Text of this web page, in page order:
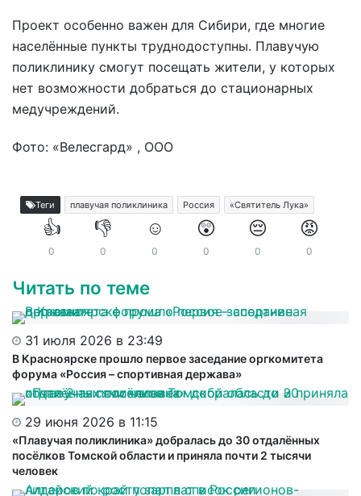
Проект особенно важен для Сибири, где многие
населённые пункты труднодоступны. Плавучую
поликлинику смогут посещать жители, у которых
нет возможности добраться до стационарных
медучреждений.
Фото: «Велесгард» , ООО
Теги плавучая поликлиника Россия «Святитель Лука»
👍
0
👎
0
☺️
0
😲
0
😔
0
😡
0
Читать по теме
31 июля 2026 в 23:49
В Красноярске прошло первое заседание оргкомитета
форума «Россия – спортивная держава»
29 июня 2026 в 11:15
«Плавучая поликлиника» добралась до 30 отдалённых
посёлков Томской области и приняла почти 2 тысячи
человек